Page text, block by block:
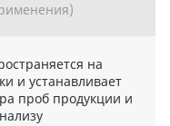
на
и устанавливает
проб продукции и